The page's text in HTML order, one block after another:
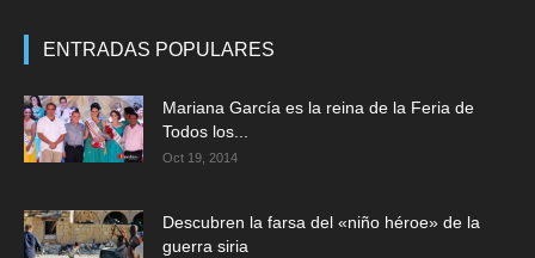
ENTRADAS POPULARES
Mariana García es la reina de la Feria de
Todos los...
Oct 19, 2014
Descubren la farsa del «niño héroe» de la
guerra siria